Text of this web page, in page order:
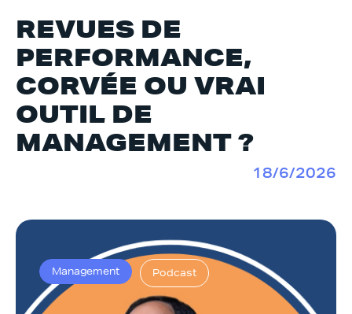
REVUES DE
PERFORMANCE,
CORVÉE OU VRAI
OUTIL DE
MANAGEMENT ?
18/6/2026
Management Podcast